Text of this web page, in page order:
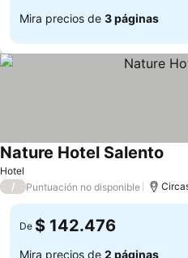
Mira precios de 3 páginas
Hotel
Nature Hotel Salento
/ Puntuación no disponible
De $ 142.476
Mira precios de 2 páginas